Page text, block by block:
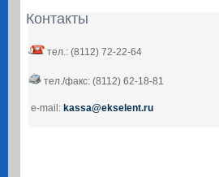
Контакты
тел.: (8112) 72-22-64
тел./факс: (8112) 62-18-81
e-mail: kassa@ekselent.ru